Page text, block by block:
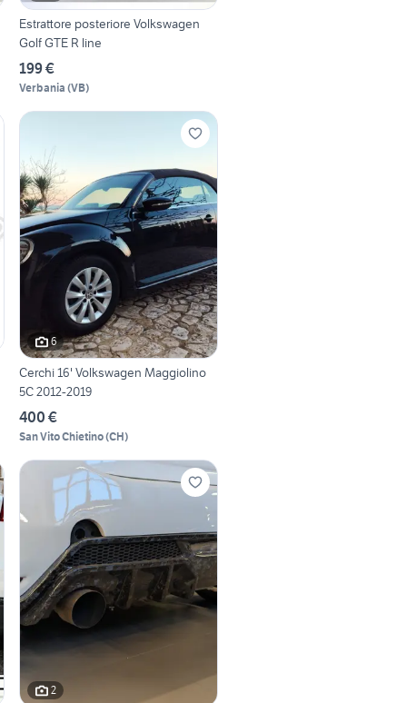
Estrattore posteriore Volkswagen
Golf GTE R line
199 €
Verbania (VB)
6
Cerchi 16' Volkswagen Maggiolino
5C 2012-2019
400 €
San Vito Chietino(CH)
2